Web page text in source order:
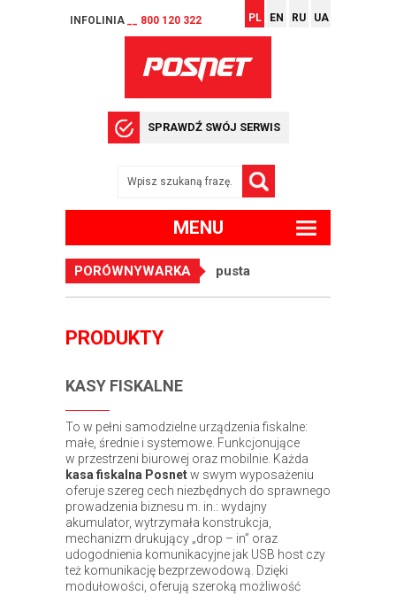
INFOLINIA __ 800 120 322 PL EN RU UA
SPRAWDŹ SWÓJ SERWIS
MENU
PORÓWNYWARKA pusta
PRODUKTY
KASY FISKALNE
To w pełni samodzielne urządzenia fiskalne:
małe, średnie i systemowe. Funkcjonujące
w przestrzeni biurowej oraz mobilnie. Każda
kasa fiskalna Posnetw swym wyposażeniu
oferuje szereg cech niezbędnych do sprawnego
prowadzenia biznesu m. in.: wydajny
akumulator, wytrzymała konstrukcja,
mechanizm drukujący „drop – in” oraz
udogodnienia komunikacyjne jak USB host czy
też komunikację bezprzewodową. Dzięki
modułowości, oferują szeroką możliwość